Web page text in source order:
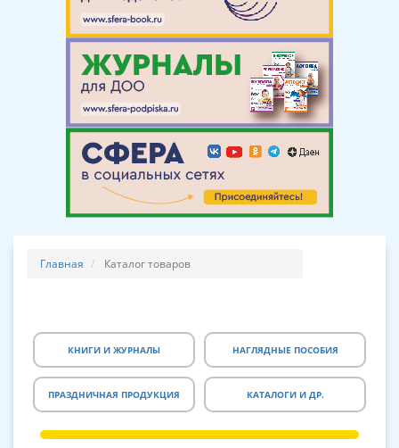
Главная Каталог товаров
КНИГИ И ЖУРНАЛЫ НАГЛЯДНЫЕ ПОСОБИЯ
ПРАЗДНИЧНАЯ ПРОДУКЦИЯ КАТАЛОГИ И ДР.